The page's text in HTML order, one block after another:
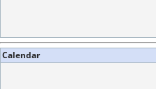
Calendar